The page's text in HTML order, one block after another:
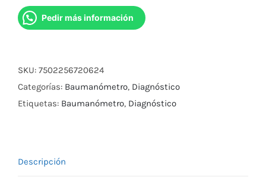
Bauma/Estetos
Duplex
cantidad
Pedir más información
SKU: 7502256720624
Categorías: Baumanómetro, Diagnóstico
Etiquetas: Baumanómetro, Diagnóstico
Descripción